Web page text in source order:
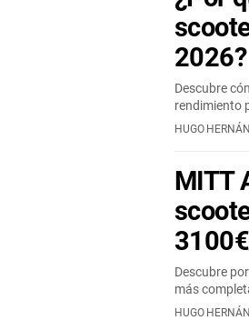
2026?
Descubre
rendimiento
HUGO
MITT
Descubre
más
HUGO